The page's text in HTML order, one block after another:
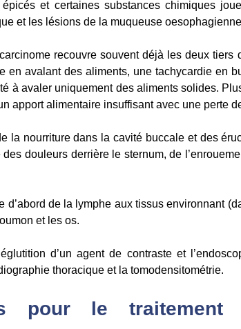
et certaines substances chimiques
et les lésions de la muqueuse
recouvre souvent déjà les deux
en avalant des aliments, une tachycardie en
à avaler uniquement des aliments solides.
apport alimentaire insuffisant avec une perte
la nourriture dans la cavité buccale et des
douleurs derrière le sternum, de
de la lymphe aux tissus environnant
et les os.
d’un agent de contraste et
thoracique et la tomodensitométrie.
pour le